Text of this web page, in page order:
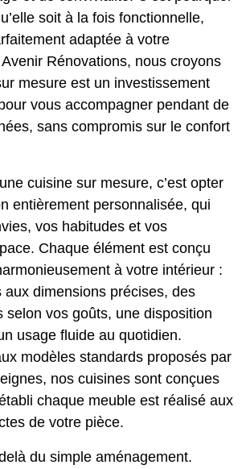
soit à la fois fonctionnelle,
adaptée à votre
Rénovations, nous croyons
mesure est un investissement
vous accompagner pendant de
sans compromis sur le confort
cuisine sur mesure, c’est opter
entièrement personnalisée, qui
vos habitudes et vos
Chaque élément est conçu
à votre intérieur :
aux dimensions précises, des
selon vos goûts, une disposition
usage fluide au quotidien.
modèles standards proposés par
nos cuisines sont conçues
chaque meuble est réalisé aux
de votre pièce.
du simple aménagement.